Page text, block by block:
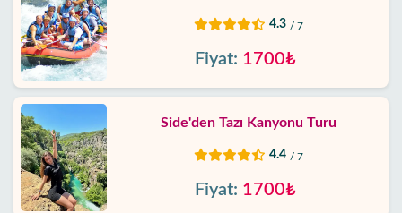
4.3 / 7
Fiyat: 1700₺
Side'den Tazı Kanyonu Turu
4.4 / 7
Fiyat: 1700₺